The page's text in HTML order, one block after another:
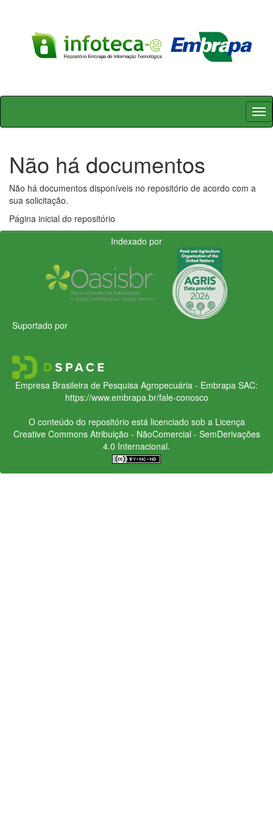
Skip
Não há documentos
Não há documentos disponíveis no repositório de acordo com a
sua solicitação.
Página inicial do repositório
Indexado por
Suportado por
Empresa Brasileira de Pesquisa Agropecuária - Embrapa SAC:
https://www.embrapa.br/fale-conosco
O conteúdo do repositório está licenciado sob a Licença
Creative CommonsAtribuição - NãoComercial - SemDerivações
4.0 Internacional.